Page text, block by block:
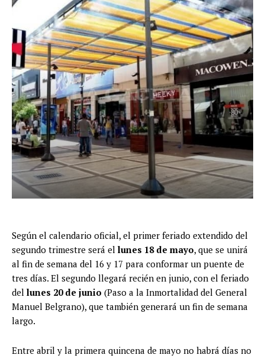
Según el calendario oficial, el primer feriado extendido del
segundo trimestre será el lunes 18 de mayo, que se unirá
al fin de semana del 16 y 17 para conformar un puente de
tres días. El segundo llegará recién en junio, con el feriado
del lunes 20 de junio (Paso a la Inmortalidad del General
Manuel Belgrano), que también generará un fin de semana
largo.
Entre abril y la primera quincena de mayo no habrá días no